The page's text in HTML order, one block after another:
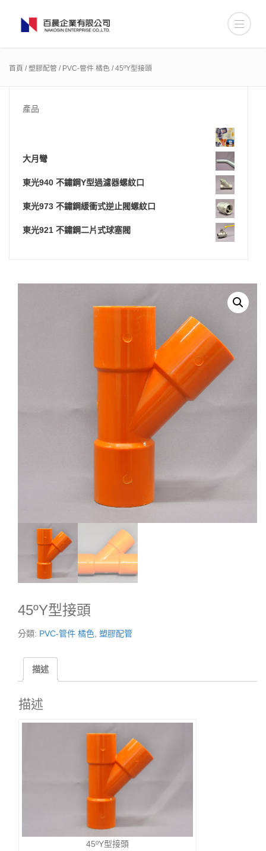
首頁 /塑膠配管 / PVC-管件 橘色 / 45ºY型接頭
產品
大月彎
東光940 不鏽鋼Y型過濾器螺紋口
東光973 不鏽鋼緩衝式逆止閥螺紋口
東光921 不鏽鋼二片式球塞閥
45ºY型接頭
分類: PVC-管件 橘色 塑膠配管
描述
描述
45ºY型接頭